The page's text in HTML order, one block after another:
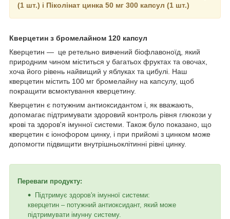
(1 шт.) і Піколінат цинка 50 мг 300 капсул (1 шт.)
Кверцетин з бромелайном 120 капсул
Кверцетин — це ретельно вивчений біофлавоноїд, який
природним чином міститься у багатьох фруктах та овочах,
хоча його рівень найвищий у яблуках та цибулі. Наш
кверцетин містить 100 мг бромелайну на капсулу, щоб
покращити всмоктування кверцетину.
Кверцетин є потужним антиоксидантом і, як вважають,
допомагає підтримувати здоровий контроль рівня глюкози у
крові та здоров'я імунної системи. Також було показано, що
кверцетин є іонофором цинку, і при прийомі з цинком може
допомогти підвищити внутрішньоклітинні рівні цинку.
Переваги продукту:
Підтримує здоров'я імунної системи:
кверцетин – потужний антиоксидант, який може
підтримувати імунну систему.